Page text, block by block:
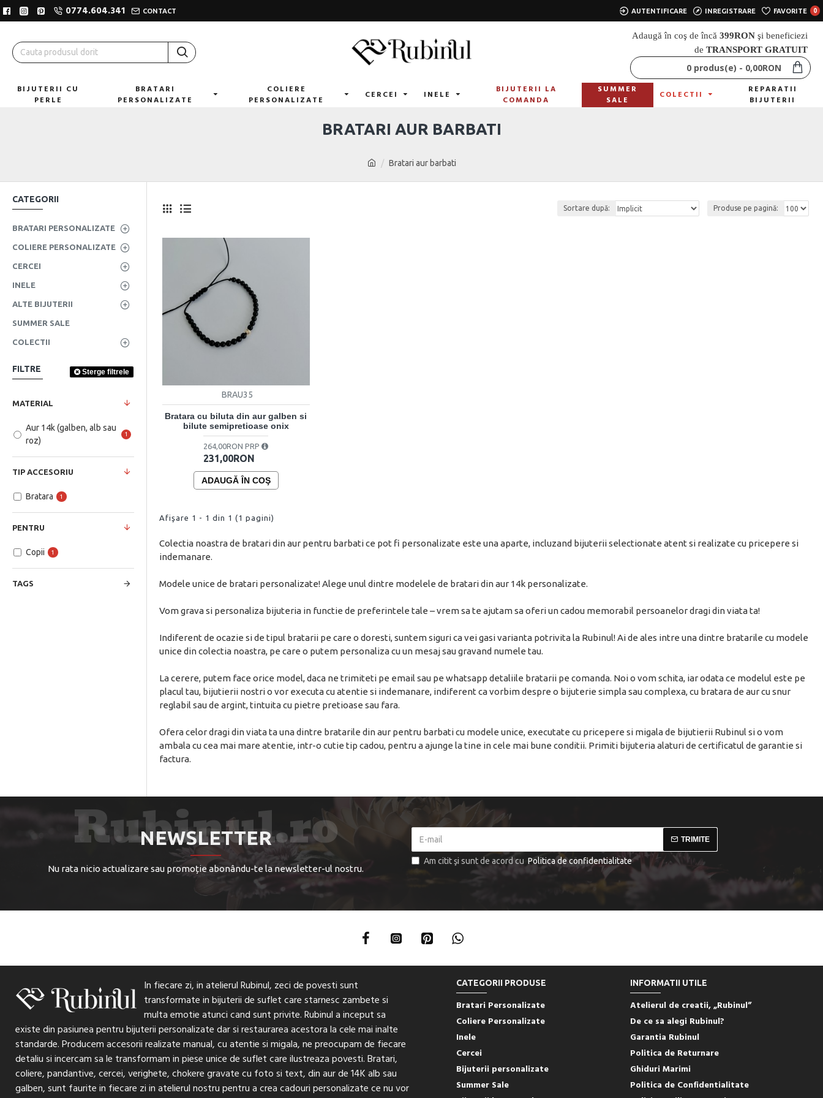
0774.604.341 CONTACT AUTENTIFICARE INREGISTRARE FAVORITE 0
Adaugă în coş de încă 399RON şi beneficiezi
de TRANSPORT GRATUIT
0 produs(e) - 0,00RON
BIJUTERII CU
PERLE
BRATARI
PERSONALIZATE
COLIERE
PERSONALIZATE
CERCEI INELE
BIJUTERII LA
COMANDA
SUMMER
SALE
COLECTII
REPARATII
BIJUTERII
Bratari aur barbati
BRATARI AUR BARBATI
CATEGORII
BRATARI PERSONALIZATE
COLIERE PERSONALIZATE
CERCEI
INELE
ALTE BIJUTERII
SUMMER SALE
COLECTII
FILTRE Sterge filtrele
MATERIAL
Aur 14k (galben, alb sau
roz)
1
TIP ACCESORIU
Bratara 1
PENTRU
Copii 1
TAGS
Colectia noastra de bratari din aur pentru barbati ce pot fi personalizate este una aparte, incluzand bijuterii selectionate atent si realizate cu pricepere si
indemanare.
Modele unice de bratari personalizate! Alege unul dintre modelele de bratari din aur 14k personalizate.
Vom grava si personaliza bijuteria in functie de preferintele tale – vrem sa te ajutam sa oferi un cadou memorabil persoanelor dragi din viata ta!
Indiferent de ocazie si de tipul bratarii pe care o doresti, suntem siguri ca vei gasi varianta potrivita la Rubinul! Ai de ales intre una dintre bratarile cu modele
unice din colectia noastra, pe care o putem personaliza cu un mesaj sau gravand numele tau.
La cerere, putem face orice model, daca ne trimiteti pe email sau pe whatsapp detaliile bratarii pe comanda. Noi o vom schita, iar odata ce modelul este pe
placul tau, bijutierii nostri o vor executa cu atentie si indemanare, indiferent ca vorbim despre o bijuterie simpla sau complexa, cu bratara de aur cu snur
reglabil sau de argint, tintuita cu pietre pretioase sau fara.
Ofera celor dragi din viata ta una dintre bratarile din aur pentru barbati cu modele unice, executate cu pricepere si migala de bijutierii Rubinul si o vom
ambala cu cea mai mare atentie, intr-o cutie tip cadou, pentru a ajunge la tine in cele mai bune conditii. Primiti bijuteria alaturi de certificatul de garantie si
factura.
Sortare după: Produse pe pagină:
BRAU35
Bratara cu biluta din aur galben si
bilute semipretioase onix
231,00RON
264,00RON PRP
ADAUGĂ ÎN COŞ
Afişare 1 - 1 din 1 (1 pagini)
NEWSLETTER
Nu rata nicio actualizare sau promoție abonându-te la newsletter-ul nostru.
TRIMITE
Am citit şi sunt de acord cu Politica de confidentialitate
In fiecare zi, in atelierul Rubinul, zeci de povesti sunt
transformate in bijuterii de suflet care starnesc zambete si
multa emotie atunci cand sunt privite. Rubinul a inceput sa
existe din pasiunea pentru bijuterii personalizate dar si restaurarea acestora la cele mai inalte
standarde. Producem accesorii realizate manual, cu atentie si migala, ne preocupam de fiecare
detaliu si incercam sa le transformam in piese unice de suflet care ilustreaza povesti. Bratari,
coliere, pandantive, cercei, verighete, chokere gravate cu foto si text, din aur de 14K alb sau
galben, sunt faurite in fiecare zi in atelierul nostru pentru a crea cadouri personalizate ce nu vor
CATEGORII PRODUSE
Bratari Personalizate
Coliere Personalizate
Inele
Cercei
Bijuterii personalizate
Summer Sale
INFORMATII UTILE
Atelierul de creatii, „Rubinul”
De ce sa alegi Rubinul?
Garantia Rubinul
Politica de Returnare
Ghiduri Marimi
Politica de Confidentialitate